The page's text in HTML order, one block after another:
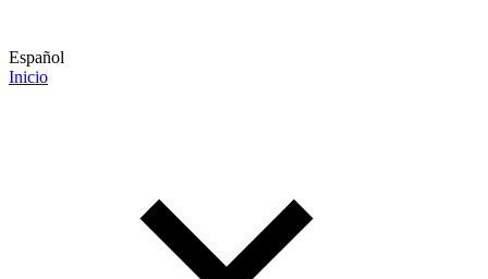
Español
Inicio